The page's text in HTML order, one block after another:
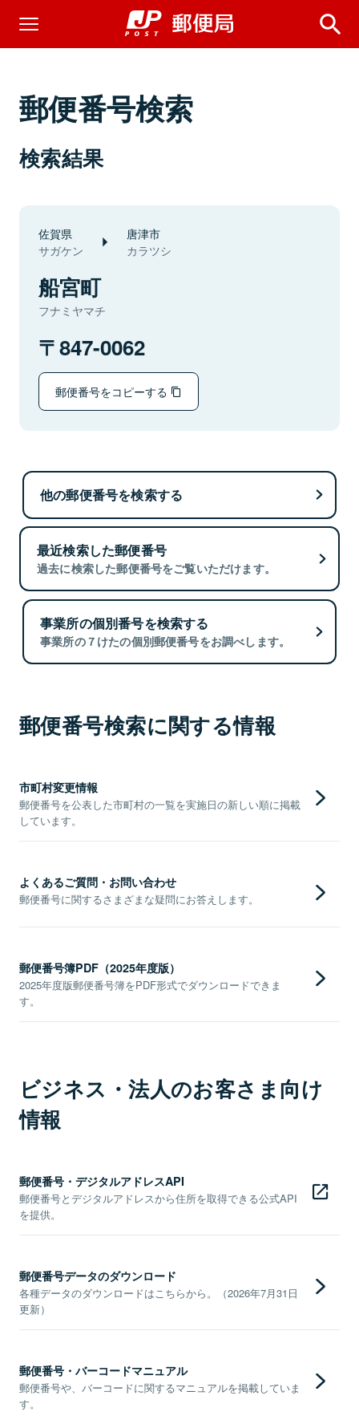
郵便番号検索
検索結果
佐賀県
サガケン
唐津市
カラツシ
船宮町
フナミヤマチ
847-0062
郵便番号をコピーする
他の郵便番号を検索する
最近検索した郵便番号
過去に検索した郵便番号をご覧いただけます。
事業所の個別番号を検索する
事業所の７けたの個別郵便番号をお調べします。
郵便番号検索に関する情報
市町村変更情報
郵便番号を公表した市町村の一覧を実施日の新しい順に掲載
しています。
よくあるご質問・お問い合わせ
郵便番号に関するさまざまな疑問にお答えします。
郵便番号簿PDF（2025年度版）
2025年度版郵便番号簿をPDF形式でダウンロードできま
す。
ビジネス・法人のお客さま向け
情報
郵便番号・デジタルアドレスAPI
郵便番号とデジタルアドレスから住所を取得できる公式API
を提供。
郵便番号データのダウンロード
各種データのダウンロードはこちらから。（2026年7月31日
更新）
郵便番号・バーコードマニュアル
郵便番号や、バーコードに関するマニュアルを掲載していま
す。